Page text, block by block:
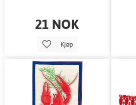
21 NOK
Kjøp